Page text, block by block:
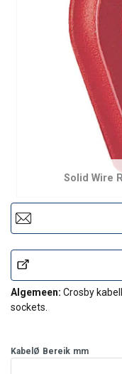
Solid Wire
Algemeen: Crosby
sockets.
KabelØ Bereik mm